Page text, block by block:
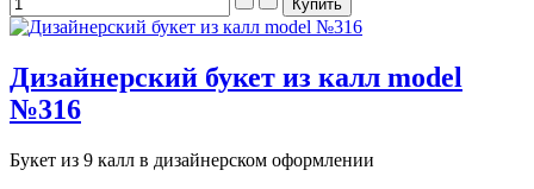
Дизайнерский букет из калл model
№316
Букет из 9 калл в дизайнерском оформлении